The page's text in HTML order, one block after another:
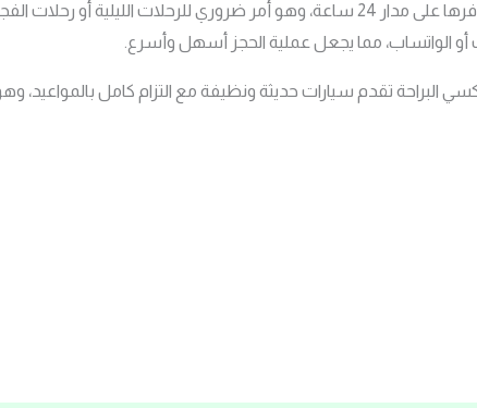
كما أن الكثير من العملاء يفضلون الخدمة بسبب توفرها على مدار 24 ساعة، وهو أمر ضروري
أو الواتساب، مما يجعل عملية الحجز أسهل وأسرع.
تقدم سيارات حديثة ونظيفة مع التزام كامل بالمواعيد،